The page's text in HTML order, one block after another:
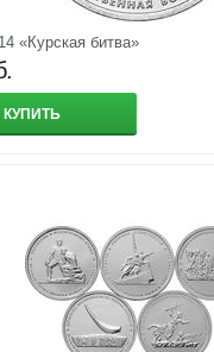
«Курская битва»
КУПИТЬ